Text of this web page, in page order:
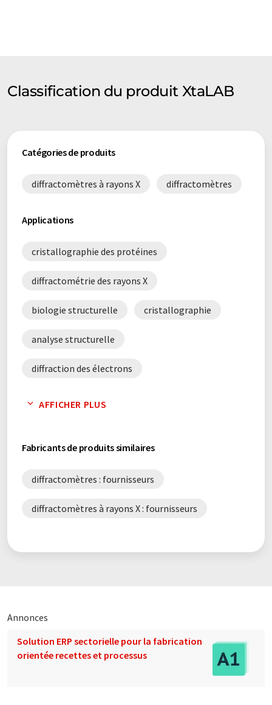
Classification du produit XtaLAB
Catégories de produits
diffractomètres à rayons X diffractomètres
Applications
cristallographie des protéines
diffractométrie des rayons X
biologie structurelle cristallographie
analyse structurelle
diffraction des électrons
AFFICHER PLUS
Fabricants de produits similaires
diffractomètres : fournisseurs
diffractomètres à rayons X : fournisseurs
Annonces
Solution ERP sectorielle pour la fabrication
orientée recettes et processus